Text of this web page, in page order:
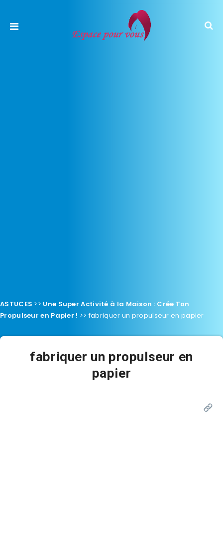
ASTUCES >> Une Super Activité à la Maison : Crée Ton
Propulseur en Papier ! >>fabriquer un propulseur en papier
fabriquer un propulseur en
papier